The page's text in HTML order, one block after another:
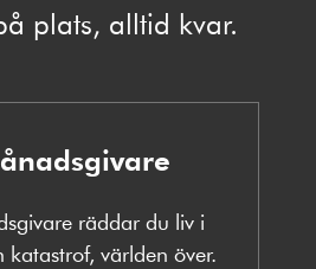
plats, alltid kvar.
räddar du liv i
katastrof, världen över.